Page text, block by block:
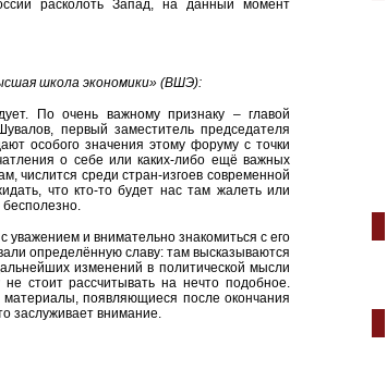
расколоть Запад, на данный момент
школа экономики» (ВШЭ):
По очень важному признаку – главой
первый заместитель председателя
особого значения этому форуму с точки
о себе или каких-либо ещё важных
числится среди стран-изгоев современной
что кто-то будет нас там жалеть или
и внимательно знакомиться с его
определённую славу: там высказываются
изменений в политической мысли
стоит рассчитывать на нечто подобное.
появляющиеся после окончания
заслуживает внимание.